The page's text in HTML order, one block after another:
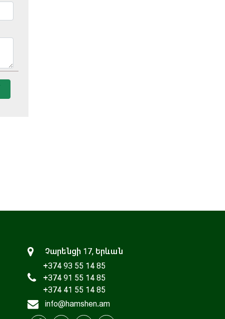
Չարենցի 17, Երևան
+374 93 55 14 85
+374 91 55 14 85
+374 41 55 14 85
info@hamshen.am